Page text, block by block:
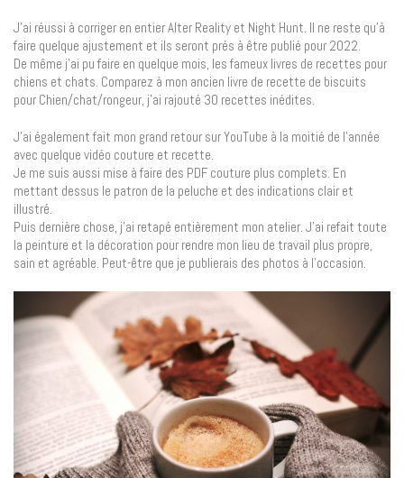
J’ai réussi à corriger en entier Alter Reality et Night Hunt. Il ne reste qu’à
faire quelque ajustement et ils seront prés à être publié pour 2022.
De même j’ai pu faire en quelque mois, les fameux livres de recettes pour
chiens et chats. Comparez à mon ancien livre de recette de biscuits
pour Chien/chat/rongeur, j’ai rajouté 30 recettes inédites.
J’ai également fait mon grand retour sur YouTube à la moitié de l’année
avec quelque vidéo couture et recette.
Je me suis aussi mise à faire des PDF couture plus complets. En
mettant dessus le patron de la peluche et des indications clair et
illustré.
Puis dernière chose, j’ai retapé entièrement mon atelier. J’ai refait toute
la peinture et la décoration pour rendre mon lieu de travail plus propre,
sain et agréable. Peut-être que je publierais des photos à l’occasion.